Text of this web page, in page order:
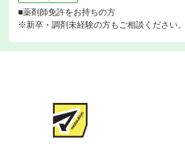
■薬剤師免許をお持ちの方
※新卒・調剤未経験の方もご相談ください。